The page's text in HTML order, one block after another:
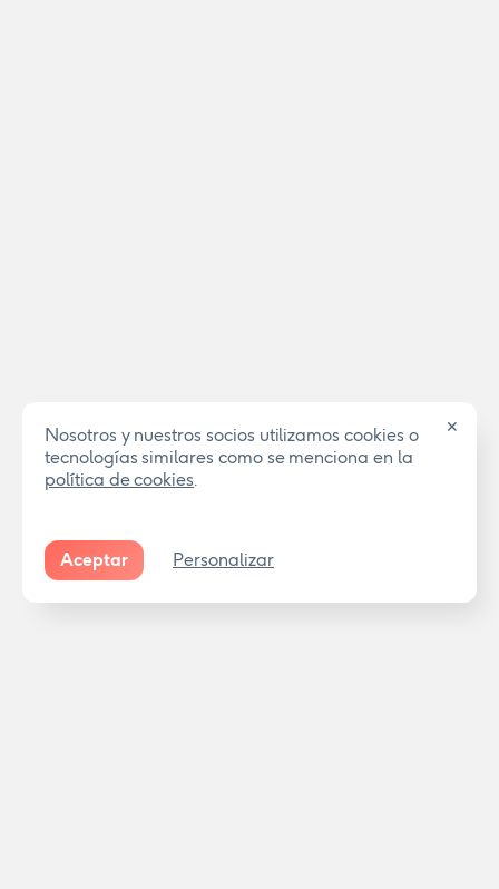
Nosotros y nuestros socios utilizamos cookies o
tecnologías similares como se menciona en la
política de cookies.
Aceptar Personalizar
✕